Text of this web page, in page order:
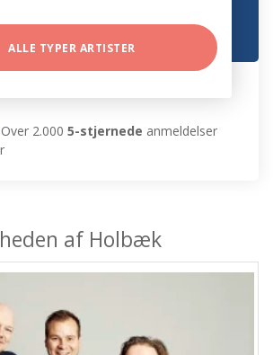
ALLE TYPER ARTISTER
Over 2.0005-stjernede anmeldelser
af Holbæk